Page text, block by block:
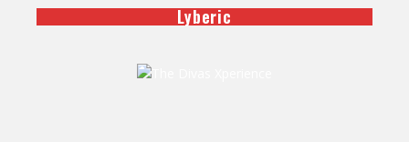
Lyberic